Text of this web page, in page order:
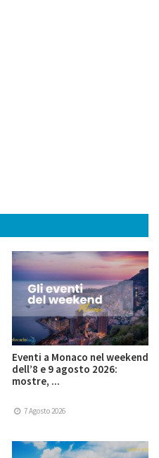
Eventi a Monaco nel weekend
dell’8 e 9 agosto 2026:
mostre, ...
7 Agosto 2026